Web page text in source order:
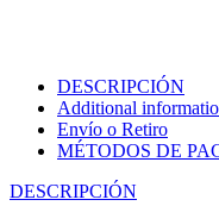
DESCRIPCIÓN
Additional
Envío o Retiro
MÉTODOS DE
DESCRIPCIÓN